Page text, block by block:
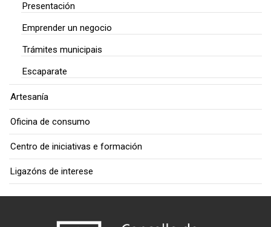
Presentación
Emprender un negocio
Trámites municipais
Escaparate
Artesanía
Oficina de consumo
Centro de iniciativas e formación
Ligazóns de interese